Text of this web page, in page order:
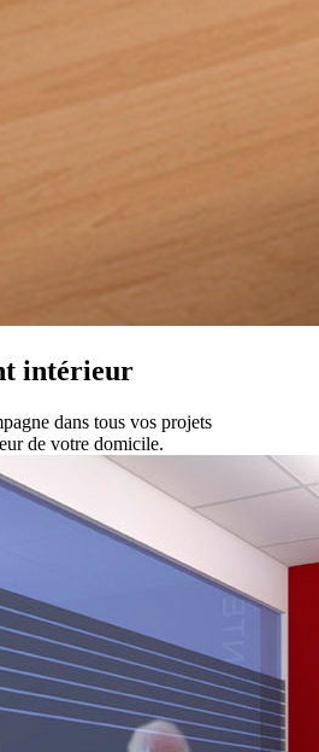
intérieur
dans tous vos projets
de votre domicile.